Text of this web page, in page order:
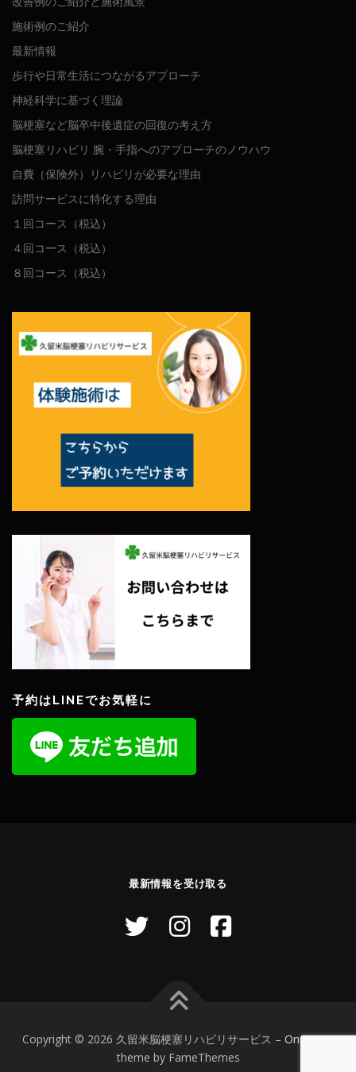
施術例のご紹介
最新情報
歩行や日常生活につながるアプローチ
神経科学に基づく理論
脳梗塞など脳卒中後遺症の回復の考え方
脳梗塞リハビリ 腕・手指へのアプローチのノウハウ
自費（保険外）リハビリが必要な理由
訪問サービスに特化する理由
１回コース（税込）
４回コース（税込）
８回コース（税込）
予約はLINEでお気軽に
最新情報を受け取る
Copyright © 2026 久留米脳梗塞リハビリサービス – OnePress
theme by FameThemes